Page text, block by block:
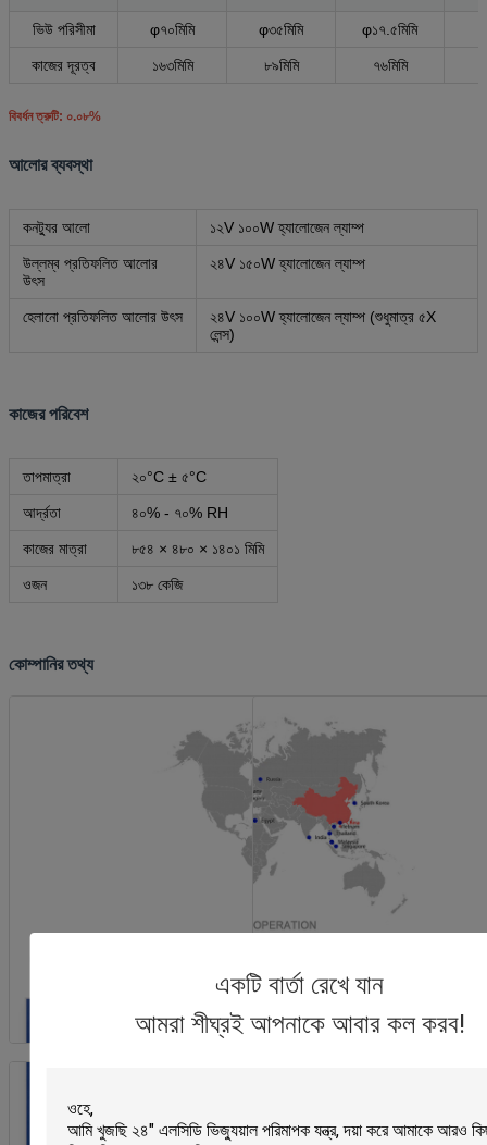
একটি বার্তা রেখে যান
আমরা শীঘ্রই আপনাকে আবার কল করব!
ভিউ পরিসীমা φ৭০মিমি φ৩৫মিমি φ১৭.৫মিমি
কাজের দূরত্ব ১৬৩মিমি ৮৯মিমি ৭৬মিমি
বিবর্ধন ত্রুটি: ০.০৮%
আলোর ব্যবস্থা
কনট্যুর আলো ১২V ১০০W হ্যালোজেন ল্যাম্প
উল্লম্ব প্রতিফলিত আলোর
উৎস
২৪V ১৫০W হ্যালোজেন ল্যাম্প
হেলানো প্রতিফলিত আলোর উৎস
২৪V ১০০W হ্যালোজেন ল্যাম্প (শুধুমাত্র ৫X
লেন্স)
কাজের পরিবেশ
তাপমাত্রা ২০°C ± ৫°C
আর্দ্রতা ৪০% - ৭০% RH
কাজের মাত্রা ৮৫৪ × ৪৮০ × ১৪০১ মিমি
ওজন ১৩৮ কেজি
কোম্পানির তথ্য